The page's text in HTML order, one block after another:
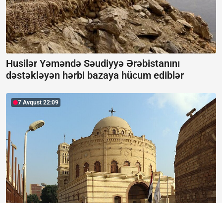
Husilər Yəməndə Səudiyyə Ərəbistanını
dəstəkləyən hərbi bazaya hücum ediblər
7 Avqust 22:09